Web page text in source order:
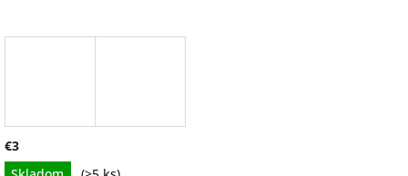
€3
Jednotková